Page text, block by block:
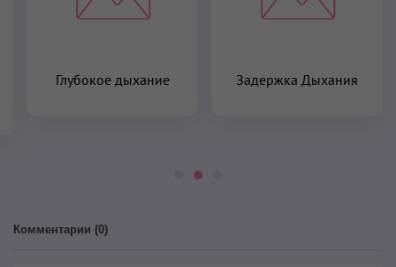
Глубокое дыхание Задержка Дыхания
Комментарии (0)